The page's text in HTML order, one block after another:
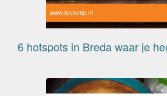
www.leuketip.nl
6 hotspots in Breda waar je